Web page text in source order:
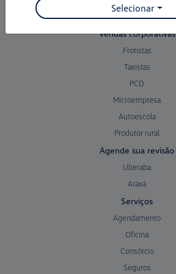
Seminovos
Vendas corporativas
Frotistas
Taxistas
PCD
Microempresa
Autoescola
Produtor rural
Agende sua revisão
Uberaba
Araxá
Serviços
Agendamento
Oficina
Consórcio
Seguros
Selecionar